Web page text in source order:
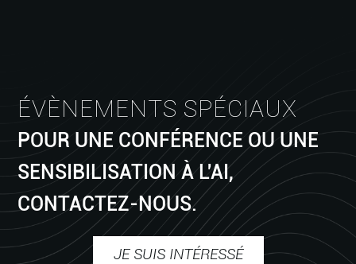
ÉVÈNEMENTS SPÉCIAUX
POUR UNE CONFÉRENCE OU UNE
SENSIBILISATION À L'AI,
CONTACTEZ-NOUS.
JE SUIS INTÉRESSÉ